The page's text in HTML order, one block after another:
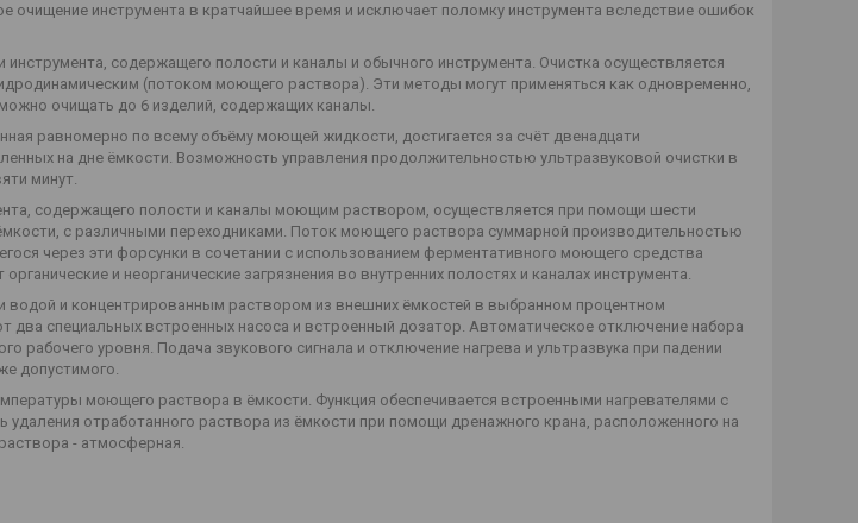
очищение инструмента в кратчайшее время и исключает поломку инструмента вследствие ошибок
содержащего полости и каналы и обычного инструмента. Очистка осуществляется
(потоком моющего раствора). Эти методы могут применяться как одновременно,
очищать до 6 изделий, содержащих каналы.
равномерно по всему объёму моющей жидкости, достигается за счёт двенадцати
на дне ёмкости. Возможность управления продолжительностью ультразвуковой очистки в
минут.
содержащего полости и каналы моющим раствором, осуществляется при помощи шести
с различными переходниками. Поток моющего раствора суммарной производительностью
через эти форсунки в сочетании с использованием ферментативного моющего средства
и неорганические загрязнения во внутренних полостях и каналах инструмента.
водой и концентрированным раствором из внешних ёмкостей в выбранном процентном
специальных встроенных насоса и встроенный дозатор. Автоматическое отключение набора
рабочего уровня. Подача звукового сигнала и отключение нагрева и ультразвука при падении
допустимого.
моющего раствора в ёмкости. Функция обеспечивается встроенными нагревателями с
отработанного раствора из ёмкости при помощи дренажного крана, расположенного на
- атмосферная.